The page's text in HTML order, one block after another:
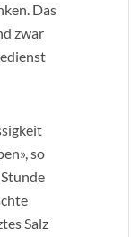
Das
zwar
so
Salz